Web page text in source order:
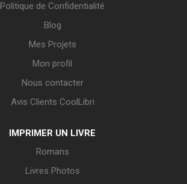
Politique de Confidentialité
Blog
Mes Projets
Mon profil
Nous contacter
Avis Clients CoolLibri
IMPRIMER UN LIVRE
Romans
Livres Photos